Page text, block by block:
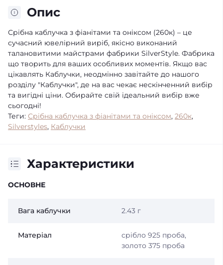
Опис
Срібна каблучка з фіанітами та оніксом (260к) – це
сучасний ювелірний виріб, якісно виконаний
талановитими майстрами фабрики SilverStyle. Фабрика
що творить для ваших особливих моментів. Якщо вас
цікавлять Каблучки, неодмінно завітайте до нашого
розділу "Каблучки", де на вас чекає нескінченний вибір
та вигідні ціни. Обирайте свій ідеальний вибір вже
сьогодні!
Теги: Срібна каблучка з фіанітами та оніксом, 260к,
Silverstyles, Каблучки
Характеристики
ОСНОВНЕ
Вага каблучки 2.43 г
Матеріал
срібло 925 проба,
золото 375 проба